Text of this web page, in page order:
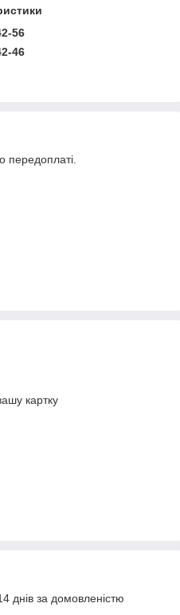
56
46
передоплаті.
картку
днів за домовленістю